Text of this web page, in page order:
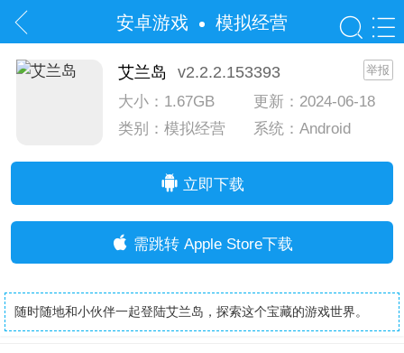
安卓游戏 模拟经营
艾兰岛 v2.2.2.153393
大小：1.67GB
更新：2024-06-18
类别：模拟经营
系统：Android
举报
立即下载
需跳转 Apple Store下载
随时随地和小伙伴一起登陆艾兰岛，探索这个宝藏的游戏世界。